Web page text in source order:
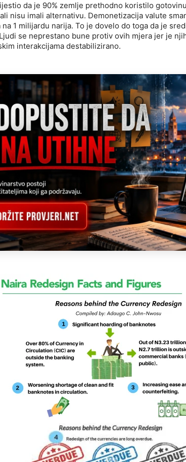
da je 90% zemlje prethodno koristilo
nisu imali alternativu. Demonetizacija valute
1 milijardu narija. To je dovelo do toga da je
se neprestano bune protiv ovih mjera jer je
interakcijama destabilizirano.